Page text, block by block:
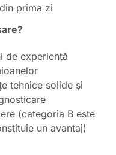
prima zi
de experiență
tehnice solide și
(categoria B este
un avantaj)